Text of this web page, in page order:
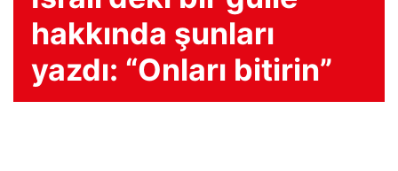
hakkında şunları
yazdı: “Onları bitirin”